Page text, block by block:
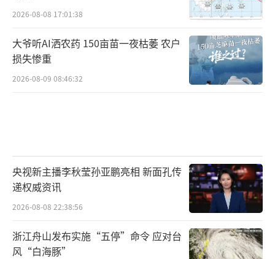
2026-08-08 17:01:38
大爷听AI洒农药 150亩苗一夜枯萎 农户
损失惨重
2026-08-09 08:46:32
央视新主播李秋莹孙亚鹏亮相 新面孔传
递权威资讯
2026-08-08 22:38:56
浙江舟山发布实施“五停”命令 应对台
风“白海豚”